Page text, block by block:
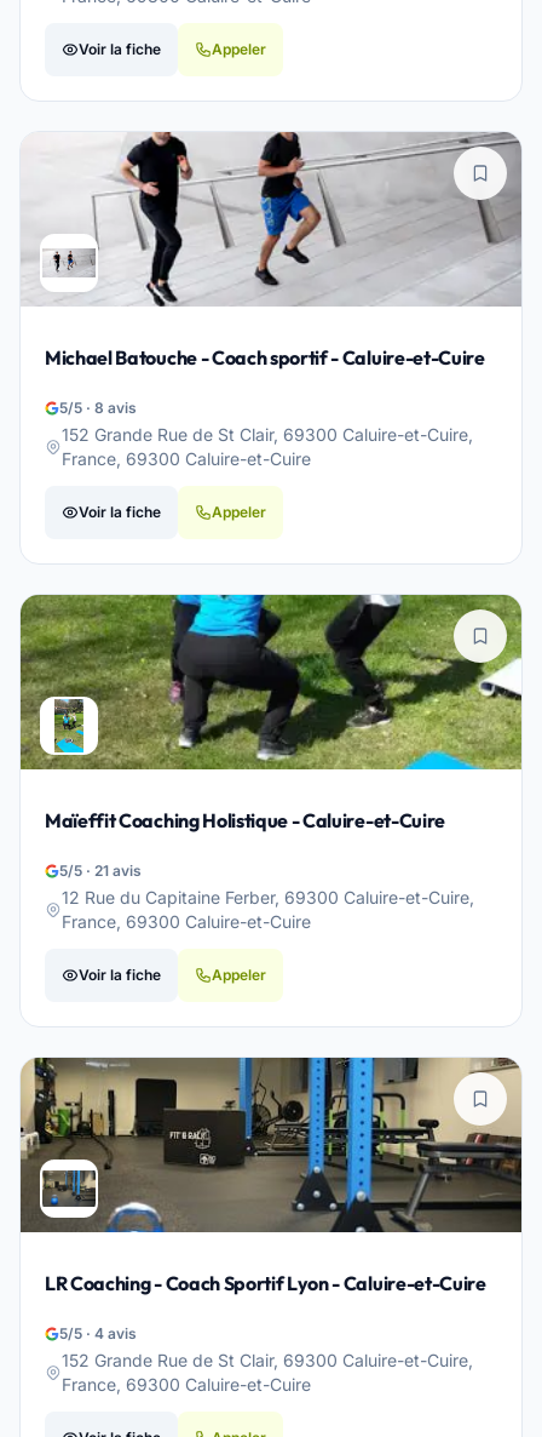
Voir la fiche Appeler
Michael Batouche - Coach sportif - Caluire-et-Cuire
5/5 · 8 avis
152 Grande Rue de St Clair, 69300 Caluire-et-Cuire,
France, 69300 Caluire-et-Cuire
Voir la fiche Appeler
Maïeffit Coaching Holistique - Caluire-et-Cuire
5/5 · 21 avis
12 Rue du Capitaine Ferber, 69300 Caluire-et-Cuire,
France, 69300 Caluire-et-Cuire
Voir la fiche Appeler
LR Coaching - Coach Sportif Lyon - Caluire-et-Cuire
5/5 · 4 avis
152 Grande Rue de St Clair, 69300 Caluire-et-Cuire,
France, 69300 Caluire-et-Cuire